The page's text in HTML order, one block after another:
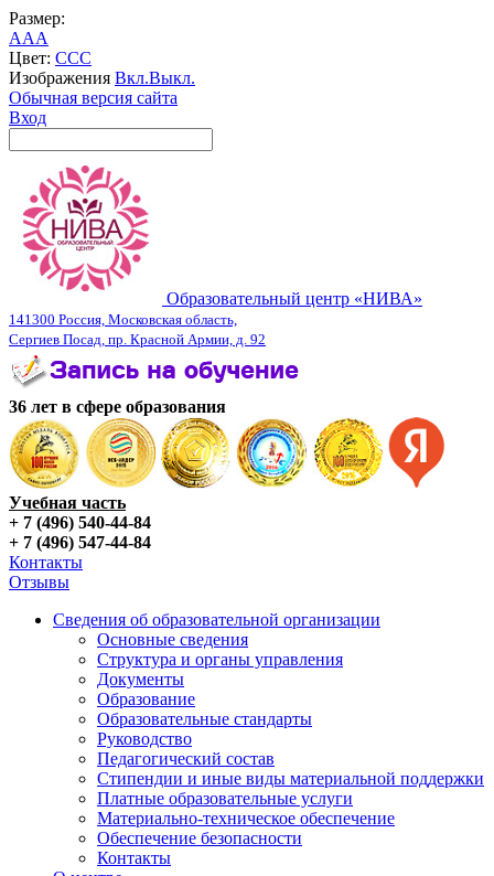
Размер:
AAA
Цвет: CCC
Изображения Вкл.Выкл.
Обычная версия сайта
Вход
Образовательный центр «НИВА»
141300 Россия, Московская область,
Сергиев Посад, пр. Красной Армии, д. 92
36 лет в сфере образования
Учебная часть
+ 7 (496) 540-44-84
+ 7 (496) 547-44-84
Контакты
Отзывы
Сведения об образовательной организации
Основные сведения
Структура и органы управления
Документы
Образование
Образовательные стандарты
Руководство
Педагогический состав
Стипендии и иные виды материальной поддержки
Платные образовательные услуги
Материально-техническое обеспечение
Обеспечение безопасности
Контакты